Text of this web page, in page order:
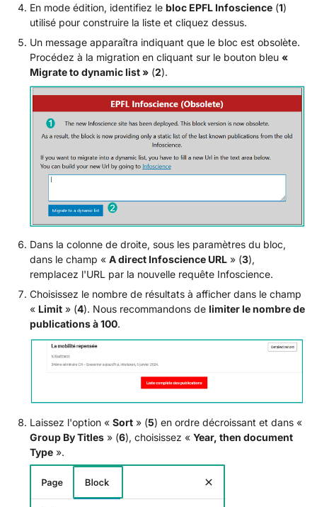
En mode édition, identifiez lebloc EPFL Infoscience (1)
utilisé pour construire la liste et cliquez dessus.
Un message apparaîtra indiquant que le bloc est obsolète.
Procédez à la migration en cliquant sur le bouton bleu«
Migrate to dynamic list » (2).
Dans la colonne de droite, sous les paramètres du bloc,
dans le champ «A direct Infoscience URL » (3),
remplacez l'URL par la nouvelle requête Infoscience.
Choisissez le nombre de résultats à afficher dans le champ
« Limit » (4). Nous recommandons delimiter le nombre de
publications à 100.
Laissez l'option «Sort » (5) en ordre décroissant et dans «
Group By Titles » (6), choisissez «Year, then document
Type ».